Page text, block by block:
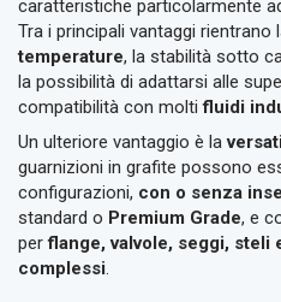
caratteristiche particolarmente
Tra i principali vantaggi rientrano
temperature, la stabilità sotto
la possibilità di adattarsi alle
compatibilità con moltifluidi
Un ulteriore vantaggio è la
guarnizioni in grafite possono
configurazioni, con o senza
standard o Premium Grade, e
perflange, valvole, seggi, steli
complessi.